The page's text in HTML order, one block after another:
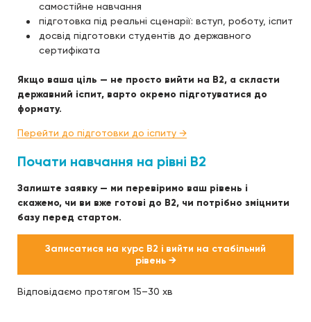
самостійне навчання
підготовка під реальні сценарії: вступ, роботу, іспит
досвід підготовки студентів до державного
сертифіката
Якщо ваша ціль — не просто вийти на B2, а скласти
державний іспит, варто окремо підготуватися до
формату.
Перейти до підготовки до іспиту →
Почати навчання на рівні B2
Залиште заявку — ми перевіримо ваш рівень і
скажемо, чи ви вже готові до B2, чи потрібно зміцнити
базу перед стартом.
Записатися на курс B2 і вийти на стабільний
рівень →
Відповідаємо протягом 15–30 хв